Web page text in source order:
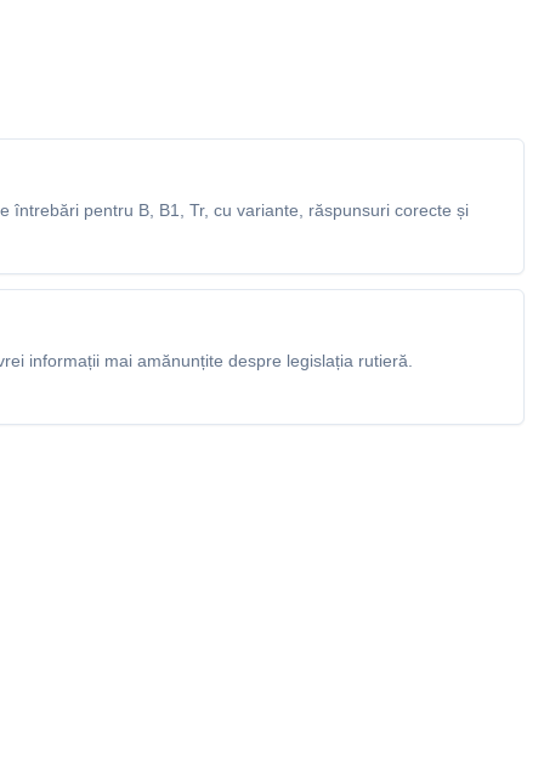
întrebări pentru B, B1, Tr, cu variante, răspunsuri corecte și
informații mai amănunțite despre legislația rutieră.